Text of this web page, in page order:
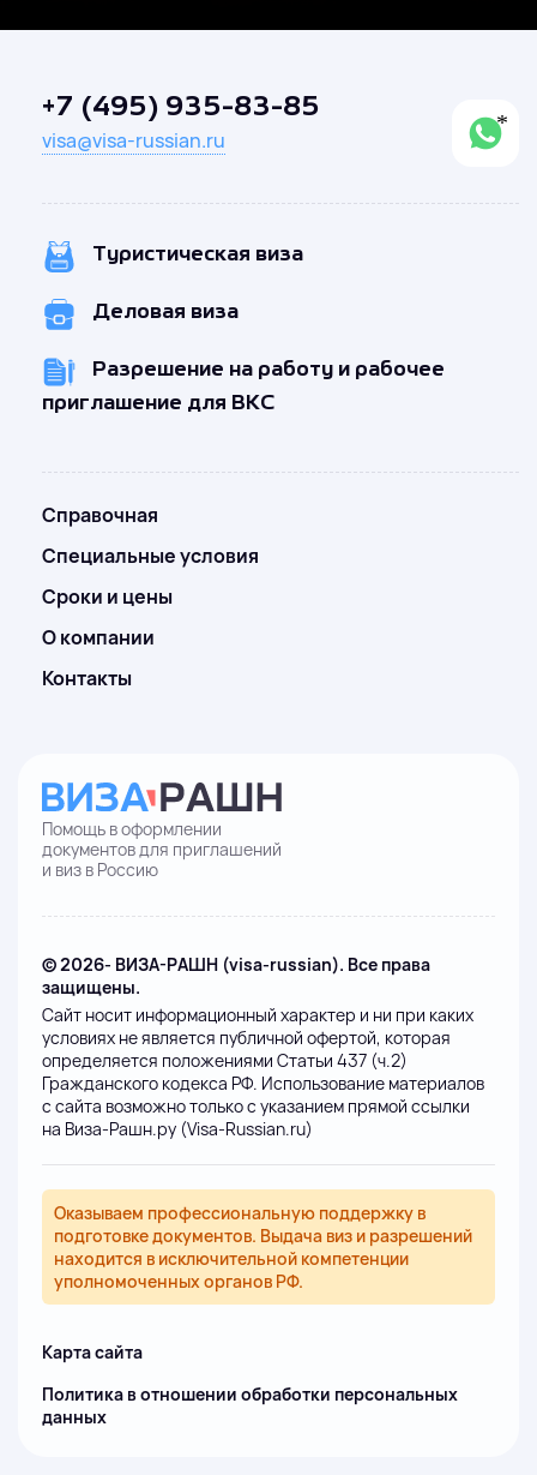
+7 (495) 935-83-85
visa@visa-russian.ru
Туристическая виза
Деловая виза
Разрешение на работу и рабочее
приглашение для ВКС
Справочная
Специальные условия
Сроки и цены
О компании
Контакты
Помощь в оформлении
документов для приглашений
и виз в Россию
© 2026- ВИЗА-РАШН (visa-russian). Все права
защищены.
Сайт носит информационный характер и ни при каких
условиях не является публичной офертой, которая
определяется положениями Статьи 437 (ч.2)
Гражданского кодекса РФ. Использование материалов
с сайта возможно только с указанием прямой ссылки
на Виза-Рашн.ру (Visa-Russian.ru)
Оказываем профессиональную поддержку в
подготовке документов. Выдача виз и разрешений
находится в исключительной компетенции
уполномоченных органов РФ.
Карта сайта
Политика в отношении обработки персональных
данных